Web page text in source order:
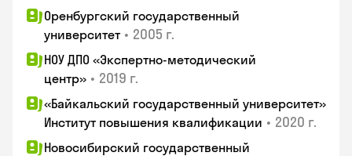
Оренбургский государственный
университет • 2005 г.
НОУ ДПО «Экспертно-методический
центр» • 2019 г.
«Байкальский государственный университет»
Институт повышения квалификации • 2020 г.
Новосибирский государственный